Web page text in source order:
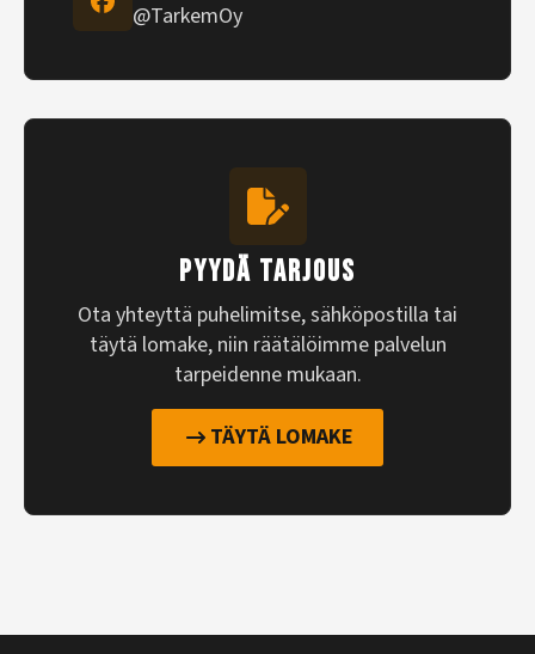
@TarkemOy
PYYDÄ TARJOUS
Ota yhteyttä puhelimitse, sähköpostilla tai
täytä lomake, niin räätälöimme palvelun
tarpeidenne mukaan.
TÄYTÄ LOMAKE